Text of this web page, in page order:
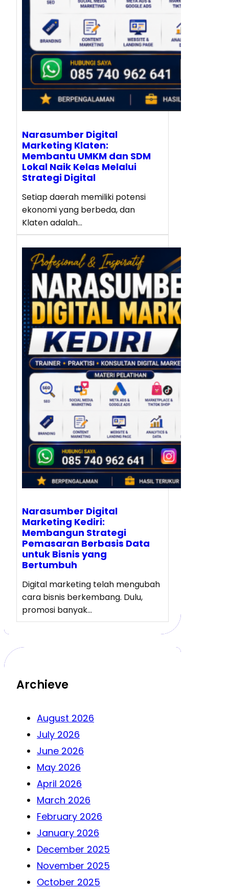
Narasumber Digital
Marketing Klaten:
Membantu UMKM dan SDM
Lokal Naik Kelas Melalui
Strategi Digital
Setiap daerah memiliki potensi
ekonomi yang berbeda, dan
Klaten adalah…
Narasumber Digital
Marketing Kediri:
Membangun Strategi
Pemasaran Berbasis Data
untuk Bisnis yang
Bertumbuh
Digital marketing telah mengubah
cara bisnis berkembang. Dulu,
promosi banyak…
Archieve
August 2026
July 2026
June 2026
May 2026
April 2026
March 2026
February 2026
January 2026
December 2025
November 2025
October 2025